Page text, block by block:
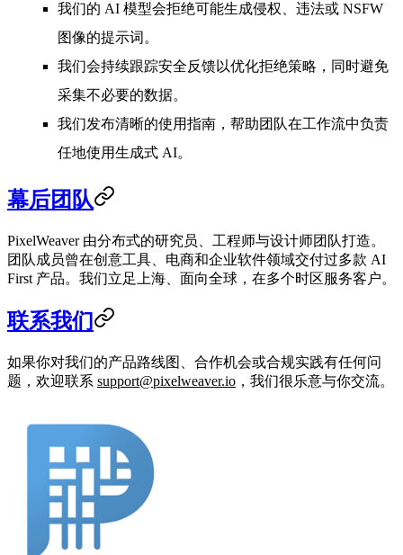
我们的 AI 模型会拒绝可能生成侵权、违法或 NSFW
图像的提示词。
我们会持续跟踪安全反馈以优化拒绝策略，同时避免
采集不必要的数据。
我们发布清晰的使用指南，帮助团队在工作流中负责
任地使用生成式 AI。
幕后团队
PixelWeaver 由分布式的研究员、工程师与设计师团队打造。
团队成员曾在创意工具、电商和企业软件领域交付过多款 AI
First 产品。我们立足上海、面向全球，在多个时区服务客户。
联系我们
如果你对我们的产品路线图、合作机会或合规实践有任何问
题，欢迎联系 support@pixelweaver.io ，我们很乐意与你交流。